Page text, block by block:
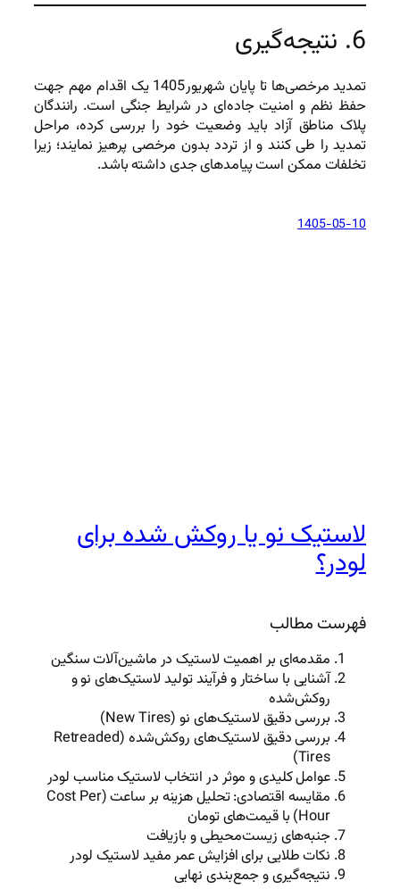
6. نتیجه‌گیری
تمدید مرخصی‌ها تا پایان شهریور 1405 یک اقدام مهم جهت
حفظ نظم و امنیت جاده‌ای در شرایط جنگی است. رانندگان
پلاک مناطق آزاد باید وضعیت خود را بررسی کرده، مراحل
تمدید را طی کنند و از تردد بدون مرخصی پرهیز نمایند؛ زیرا
تخلفات ممکن است پیامدهای جدی داشته باشد.
1405-05-10
لاستیک نو یا روکش شده برای
لودر؟
فهرست مطالب
مقدمه‌ای بر اهمیت لاستیک در ماشین‌آلات سنگین
آشنایی با ساختار و فرآیند تولید لاستیک‌های نو و
روکش‌شده
بررسی دقیق لاستیک‌های نو (New Tires)
بررسی دقیق لاستیک‌های روکش‌شده (Retreaded
Tires)
عوامل کلیدی و موثر در انتخاب لاستیک مناسب لودر
مقایسه اقتصادی: تحلیل هزینه بر ساعت (Cost Per
Hour) با قیمت‌های تومان
جنبه‌های زیست‌محیطی و بازیافت
نکات طلایی برای افزایش عمر مفید لاستیک لودر
نتیجه‌گیری و جمع‌بندی نهایی